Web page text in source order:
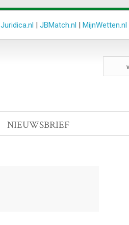
Juridica.nl | JBMatch.nl | MijnWetten.nl
NIEUWSBRIEF